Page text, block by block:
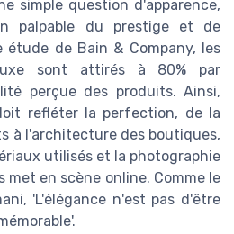
simple question d'apparence,
palpable du prestige et de
étude de Bain & Company, les
sont attirés à 80% par
perçue des produits. Ainsi,
refléter la perfection, de la
à l'architecture des boutiques,
utilisés et la photographie
en scène online. Comme le
'L'élégance n'est pas d'être